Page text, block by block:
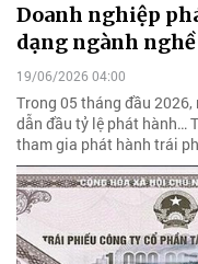
Doanh nghiệp
dạng ngành
19/06/2026 04:00
Trong 05 tháng đầu
dẫn đầu tỷ lệ phát hành…
tham gia phát hành trái